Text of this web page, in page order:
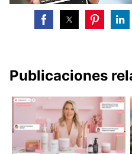
Publicaciones